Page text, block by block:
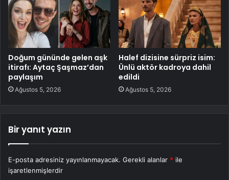
Doğum gününde gelen aşk
itirafı: Aytaç Şaşmaz’dan
paylaşım
Ağustos 5, 2026
Halef dizisine sürpriz isim:
Ünlü aktör kadroya dahil
edildi
Ağustos 5, 2026
Bir yanıt yazın
E-posta adresiniz yayınlanmayacak. Gerekli alanlar * ile
işaretlenmişlerdir